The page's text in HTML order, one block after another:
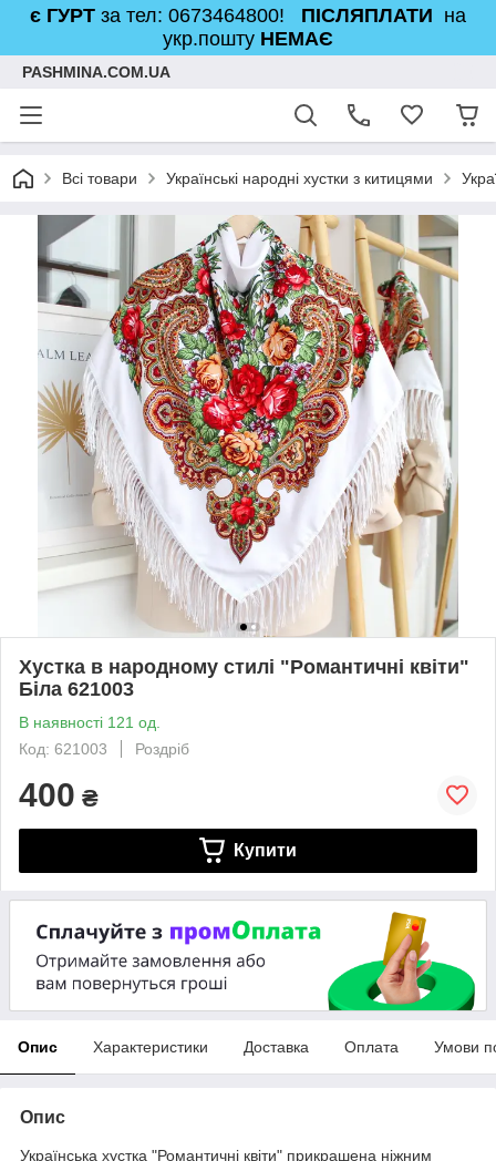
є ГУРТ за тел: 0673464800! ПІСЛЯПЛАТИ на
укр.пошту НЕМАЄ
PASHMINA.COM.UA
Всі товари Українські народні хустки з китицями
Хустка в народному стилі "Романтичні квіти"
Біла 621003
В наявності 121 од.
Код: 621003
Роздріб
400 ₴
Купити
Опис Характеристики Доставка Оплата Умови
Опис
Українська хустка "Романтичні квіти" прикрашена ніжним